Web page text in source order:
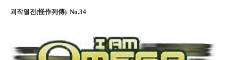
괴작열전(怪作列傳) No.34